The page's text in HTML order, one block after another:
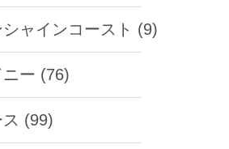
ャインコースト (9)
ー (76)
(99)